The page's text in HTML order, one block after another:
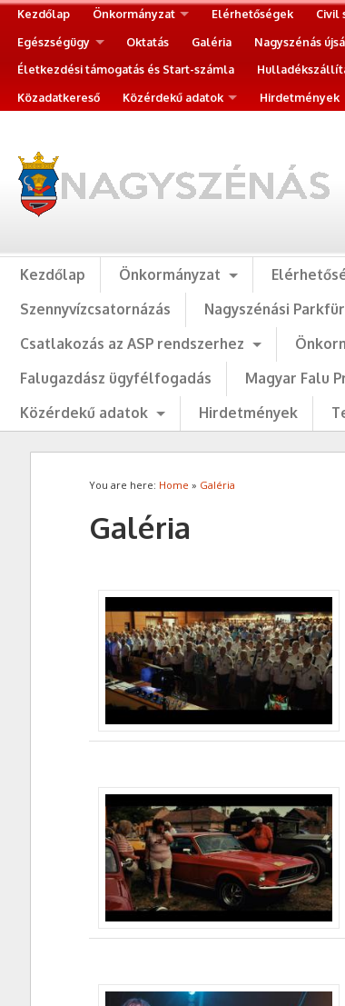
Kezdőlap Önkormányzat Elérhetőségek Civil
Egészségügy
Oktatás Galéria Nagyszénás
Életkezdési támogatás és Start-számla
Közadatkereső
Közérdekű adatok Hirdetmények
Kezdőlap Önkormányzat
Szennyvízcsatornázás
Nagyszénási
Csatlakozás az ASP rendszerhez
Falugazdász ügyfélfogadás
Magyar Falu
Közérdekű adatok
Hirdetmények
You are here: Home » Galéria
Galéria